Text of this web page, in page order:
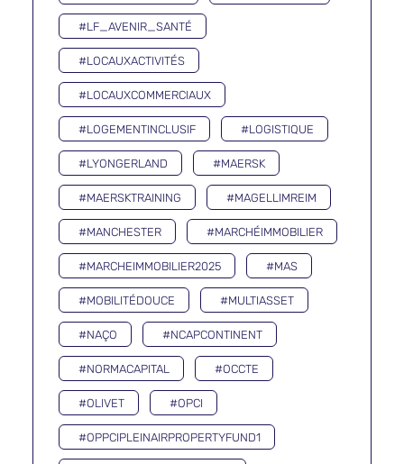
#LF_AVENIR_SANTÉ
#LOCAUXACTIVITÉS
#LOCAUXCOMMERCIAUX
#LOGEMENTINCLUSIF #LOGISTIQUE
#LYONGERLAND #MAERSK
#MAERSKTRAINING #MAGELLIMREIM
#MANCHESTER #MARCHÉIMMOBILIER
#MARCHEIMMOBILIER2025 #MAS
#MOBILITÉDOUCE #MULTIASSET
#NAÇO #NCAPCONTINENT
#NORMACAPITAL #OCCTE
#OLIVET #OPCI
#OPPCIPLEINAIRPROPERTYFUND1